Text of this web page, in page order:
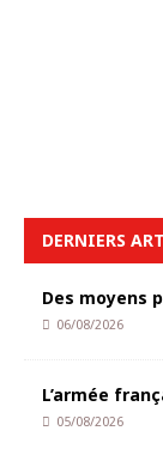
DERNIERS
Des moyens
06/08/2026
L’armée
05/08/2026